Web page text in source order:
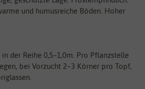
und humusreiche Böden. Hoher
der Reihe 0,5–1,0m. Pro Pflanzstelle
bei Vorzucht 2–3 Körner pro Topf,